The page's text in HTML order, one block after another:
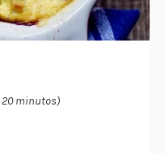
20 minutos)